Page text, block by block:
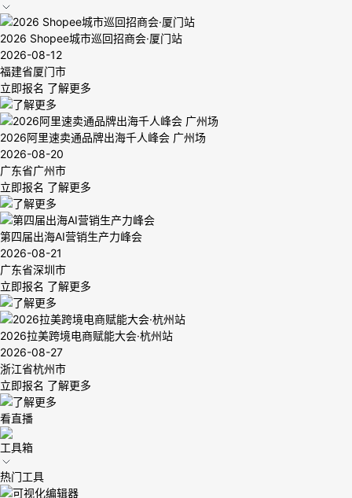
2026 Shopee城市巡回招商会·厦门站
2026-08-12
福建省厦门市
立即报名 了解更多
2026阿里速卖通品牌出海千人峰会 广州场
2026-08-20
广东省广州市
立即报名 了解更多
第四届出海AI营销生产力峰会
2026-08-21
广东省深圳市
立即报名 了解更多
2026拉美跨境电商赋能大会·杭州站
2026-08-27
浙江省杭州市
立即报名 了解更多
看直播
工具箱
热门工具